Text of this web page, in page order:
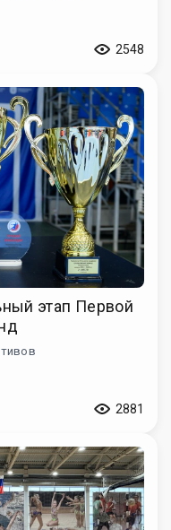
2548
этап Первой
2881